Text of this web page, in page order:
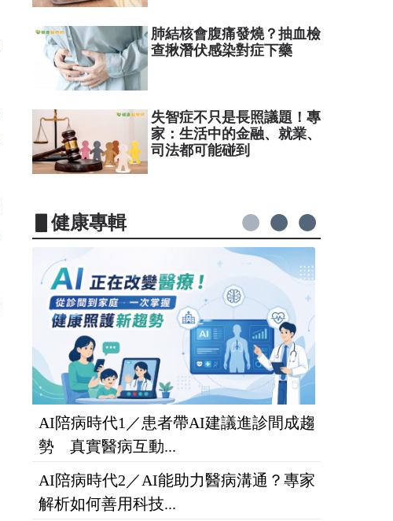
肺結核會腹痛發燒？抽血檢
查揪潛伏感染對症下藥
失智症不只是長照議題！專
家：生活中的金融、就業、
司法都可能碰到
▋健康專輯
AI陪病時代1／患者帶AI建議進診間成趨
勢 真實醫病互動...
AI陪病時代2／AI能助力醫病溝通？專家
解析如何善用科技...